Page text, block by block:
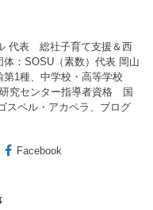
代表 総社子育て支援＆西
：SOSU（素数）代表 岡山
1種、中学校・高等学校
研究センター指導者資格 国
スペル・アカペラ、ブログ
Facebook